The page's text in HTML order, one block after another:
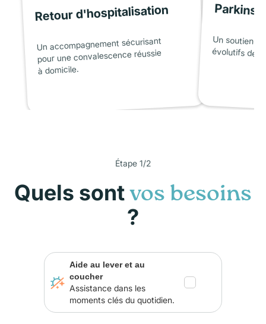
Retour d'hospitalisation
Un accompagnement sécurisant
pour une convalescence réussie
à domicile.
Un soutien
évolutifs de
Étape 1/2
Quels sont vos besoins
?
Aide au lever et au
coucher
Assistance dans les
moments clés du quotidien.